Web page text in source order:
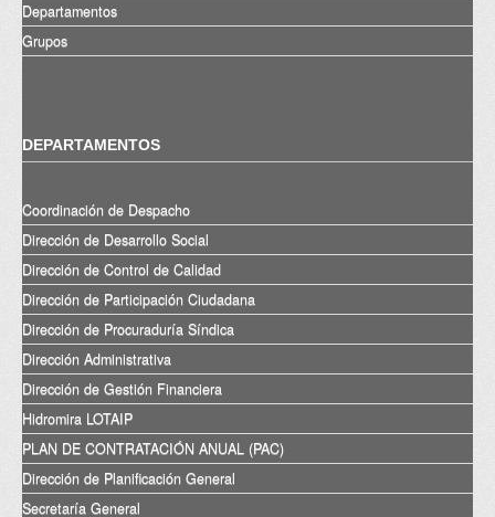
Departamentos
Grupos
DEPARTAMENTOS
Coordinación de Despacho
Dirección de Desarrollo Social
Dirección de Control de Calidad
Dirección de Participación Ciudadana
Dirección de Procuraduría Síndica
Dirección Administrativa
Dirección de Gestión Financiera
Hidromira LOTAIP
PLAN DE CONTRATACIÓN ANUAL (PAC)
Dirección de Planificación General
Secretaría General